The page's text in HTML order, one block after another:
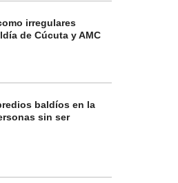
irregulares
de Cúcuta y AMC
baldíos en la
sin ser